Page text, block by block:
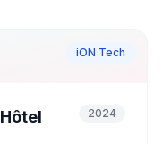
iON Tech
2024